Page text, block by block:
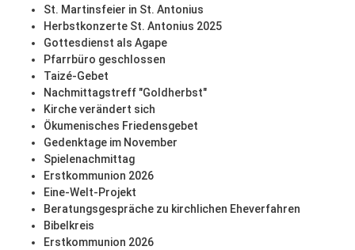
St. Martinsfeier in St. Antonius
Herbstkonzerte St. Antonius 2025
Gottesdienst als Agape
Pfarrbüro geschlossen
Taizé-Gebet
Nachmittagstreff "Goldherbst"
Kirche verändert sich
Ökumenisches Friedensgebet
Gedenktage im November
Spielenachmittag
Erstkommunion 2026
Eine-Welt-Projekt
Beratungsgespräche zu kirchlichen Eheverfahren
Bibelkreis
Erstkommunion 2026